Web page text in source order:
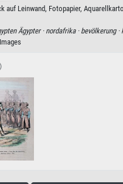
auf Leinwand, Fotopapier,
Ägypter ·nordafrika · bevölkerung ·